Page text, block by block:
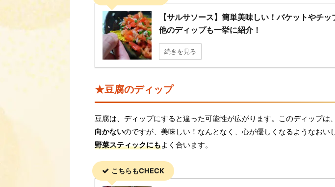
【サルサソース】簡単美味しい！バケットやチ
他のディップも一挙に紹介！
続きを見る
★豆腐のディップ
豆腐は、ディップにすると違った可能性が広がります。このディップは、
向かないのですが、美味しい！なんとなく、心が優しくなるようなおい
野菜スティックにもよく合います。
こちらもCHECK